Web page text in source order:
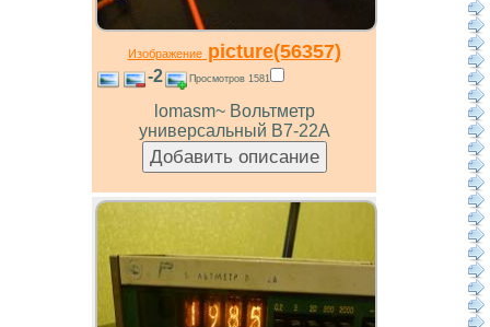
Изображениеpicture(56357)
-2 Просмотров 1581
lomasm~ Вольтметр
универсальный В7-22А